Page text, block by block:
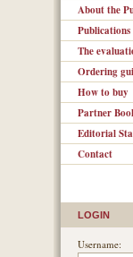
About the
Publications
The
Ordering
How to buy
Partner
Editorial
Contact
LOGIN
Username: